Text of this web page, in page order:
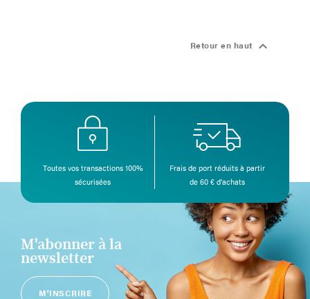
Retour en haut 
Toutes vos transactions 100%
sécurisées
Frais de port réduits à partir
de 60 € d’achats
M'abonner à la
newsletter
M'INSCRIRE